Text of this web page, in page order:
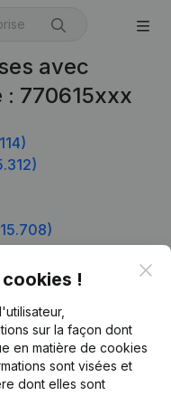
avec
770615xxx
!
sur la façon dont
en matière de cookies
sont visées et
dont elles sont
d’entreprise